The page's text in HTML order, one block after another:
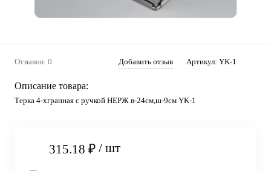
Отзывов: 0 Добавить отзыв Артикул: YK-1
Описание товара:
Терка 4-хгранная с ручкой НЕРЖ в-24см,ш-9см YK-1
315.18 ₽ / шт